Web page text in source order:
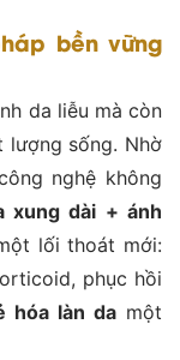
bền vững
da liễu mà còn
lượng sống. Nhờ
nghệ không
xung dài + ánh
lối thoát mới:
phục hồi
hóa làn da một